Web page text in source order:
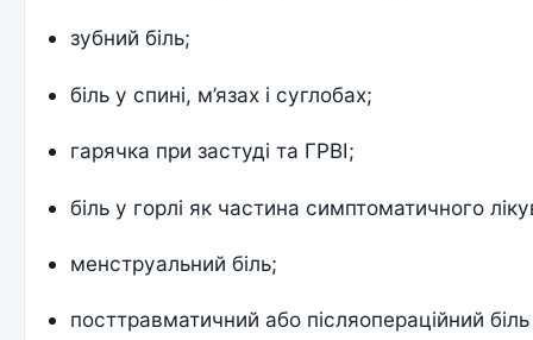
зубний біль;
біль у спині, м’язах і суглобах;
гарячка при застуді та ГРВІ;
біль у горлі як частина симптоматичного
менструальний біль;
посттравматичний або післяопераційний